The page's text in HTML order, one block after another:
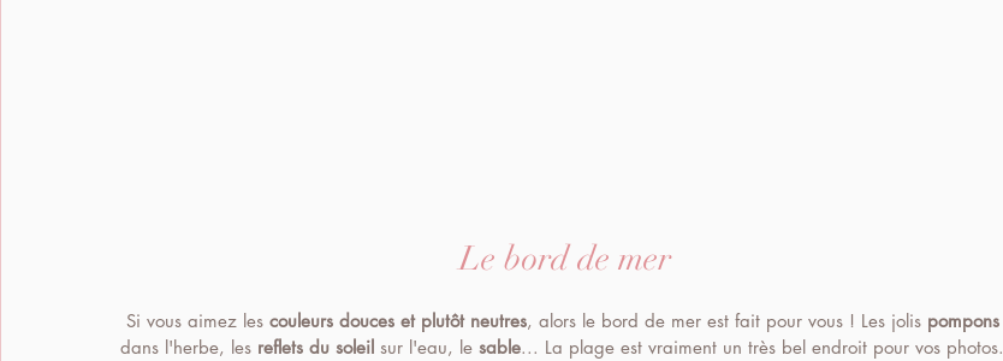
Le bord de mer
Si vous aimez les couleurs douces et plutôt neutres, alors le bord de mer est fait pour vous ! Les jolis pompons
dans l'herbe, les reflets du soleil sur l'eau, le sable... La plage est vraiment un très bel endroit pour vos photos.